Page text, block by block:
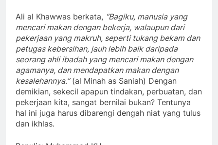
Ali al Khawwas berkata, “Bagiku, manusia yang
mencari makan dengan bekerja, walaupun dari
pekerjaan yang makruh, seperti tukang bekam dan
petugas kebersihan, jauh lebih baik daripada
seorang ahli ibadah yang mencari makan dengan
agamanya, dan mendapatkan makan dengan
kesalehannya.”(al Minah as Saniah) Dengan
demikian, sekecil apapun tindakan, perbuatan, dan
pekerjaan kita, sangat bernilai bukan? Tentunya
hal ini juga harus dibarengi dengah niat yang tulus
dan ikhlas.